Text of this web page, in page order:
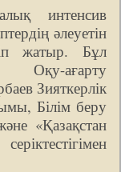
интенсив
әлеуетін
жатыр. Бұл
ағарту
Зияткерлік
Білім беру
«Қазақстан